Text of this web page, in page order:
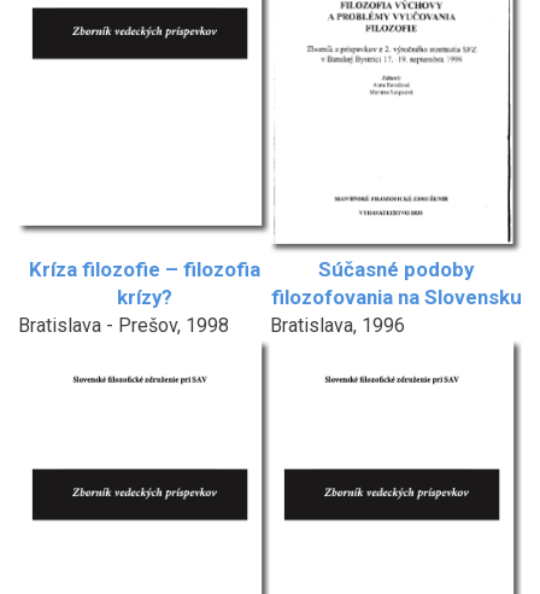
Kríza filozofie – filozofia
krízy?
Bratislava - Prešov, 1998
Súčasné podoby
filozofovania na Slovensku
Bratislava, 1996